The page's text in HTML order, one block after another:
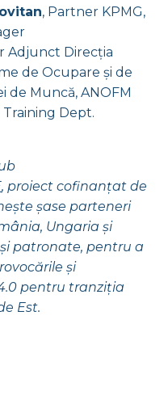
, Partner KPMG,
Adjunct Direcţia
de Ocupare și de
de Muncă, ANOFM
Dept.
, proiect cofinanțat de
șase parteneri
Ungaria și
patronate, pentru a
și
pentru tranziția
Est.